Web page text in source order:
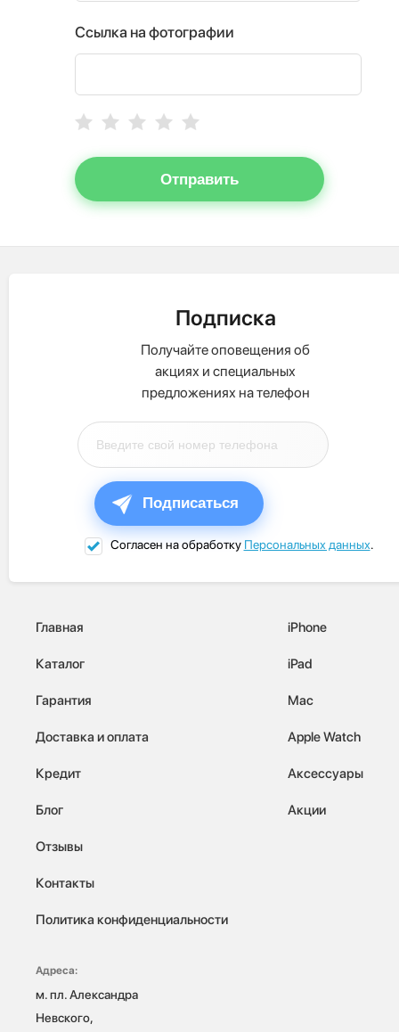
Ссылка на фотографии
Отправить
Подписка
Получайте оповещения об
акциях и специальных
предложениях на телефон
Подписаться
Согласен на обработку Персональных данных.
Главная
Каталог
Гарантия
Доставка и оплата
Кредит
Блог
Отзывы
Контакты
Политика конфиденциальности
iPhone
iPad
Mac
Apple Watch
Аксессуары
Акции
Адреса:
м. пл. Александра
Невского,